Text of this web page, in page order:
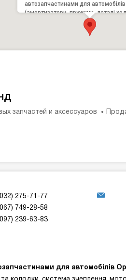
автозапчастинами для автомобілів
(амортизатори, пружини, деталі
система охолодження, ремені й ро...
запчастей и аксессуаров
275-71-77
749-28-58
239-63-83
для автомобілів